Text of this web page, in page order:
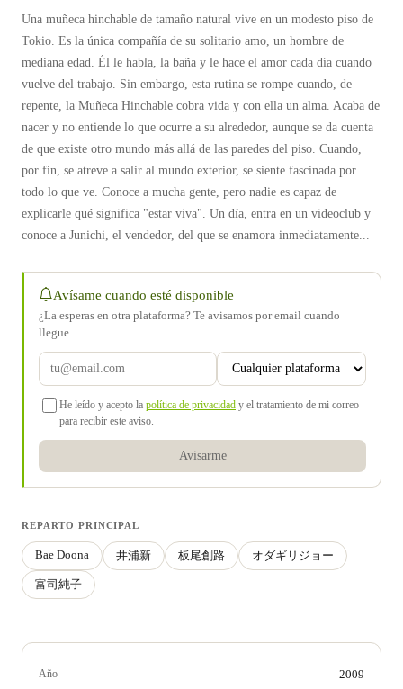
Una muñeca hinchable de tamaño natural vive en un modesto piso de
Tokio. Es la única compañía de su solitario amo, un hombre de
mediana edad. Él le habla, la baña y le hace el amor cada día cuando
vuelve del trabajo. Sin embargo, esta rutina se rompe cuando, de
repente, la Muñeca Hinchable cobra vida y con ella un alma. Acaba de
nacer y no entiende lo que ocurre a su alrededor, aunque se da cuenta
de que existe otro mundo más allá de las paredes del piso. Cuando,
por fin, se atreve a salir al mundo exterior, se siente fascinada por
todo lo que ve. Conoce a mucha gente, pero nadie es capaz de
explicarle qué significa "estar viva". Un día, entra en un videoclub y
conoce a Junichi, el vendedor, del que se enamora inmediatamente...
Avísame cuando esté disponible
¿La esperas en otra plataforma? Te avisamos por email cuando
llegue.
He leído y acepto la política de privacidad y el tratamiento de mi correo
para recibir este aviso.
Avisarme
REPARTO PRINCIPAL
Bae Doona 井浦新 板尾創路 オダギリジョー
富司純子
Año 2009